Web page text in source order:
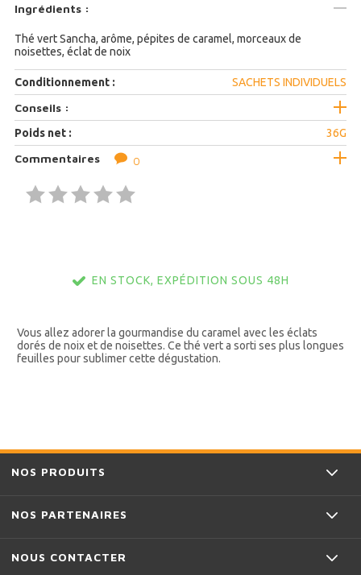
Ingrédients :
Thé vert Sancha, arôme, pépites de caramel, morceaux de
noisettes, éclat de noix
Conditionnement : SACHETS INDIVIDUELS
Conseils :
Poids net : 36G
Commentaires 0
EN STOCK, EXPÉDITION SOUS 48H
Vous allez adorer la gourmandise du caramel avec les éclats
dorés de noix et de noisettes. Ce thé vert a sorti ses plus longues
feuilles pour sublimer cette dégustation.
NOS PRODUITS
NOS PARTENAIRES
NOUS CONTACTER